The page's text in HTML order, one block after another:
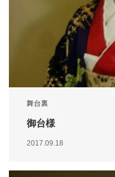
舞台裏
御台様
2017.09.18